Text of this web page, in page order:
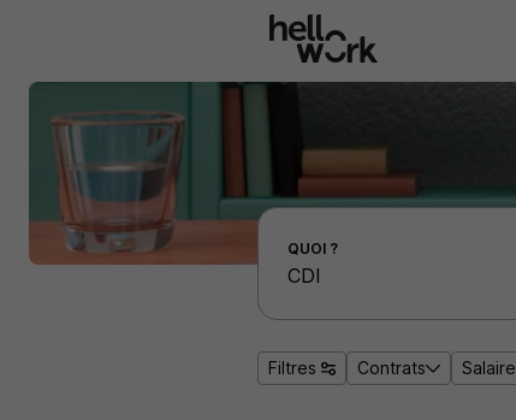
Effectuer une recherche d'emploi par localité
QUOI ?
Filtres Contrats Salaire